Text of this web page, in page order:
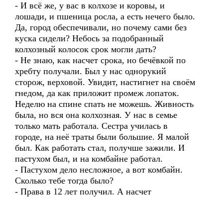
- И всё же, у вас в колхозе и коровы, и
лошади, и пшеница росла, а есть нечего было.
Да, город обеспечивали, но почему сами без
куска сидели? Небось за подобранный
колхозный колосок срок могли дать?
- Не знаю, как насчет срока, но бечёвкой по
хребту получали. Был у нас однорукий
сторож, верховой. Увидит, настигнет на своём
гнедом, да как приложит промеж лопаток.
Неделю на спине спать не можешь. Живность
была, но вся она колхозная. У нас в семье
только мать работала. Сестра училась в
городе, на неё траты были большие. Я малой
был. Как работать стал, получше зажили. И
пастухом был, и на комбайне работал.
- Пастухом дело несложное, а вот комбайн.
Сколько тебе тогда было?
- Права в 12 лет получил. А насчет